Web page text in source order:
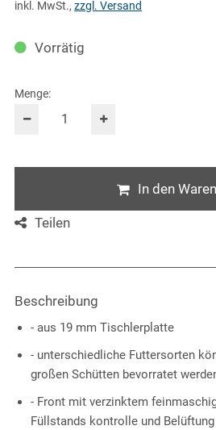
inkl. MwSt.,zzgl. Versand
Vorrätig
Menge:
In den
Teilen
Beschreibung
- aus 19 mm Tischlerplatte
- unterschiedliche Futtersorten
großen Schütten bevorratet
- Front mit verzinktem
Füllstands kontrolle und Belüftung